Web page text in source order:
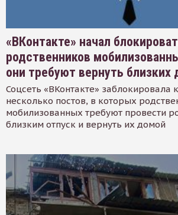
«ВКонтакте» начал
родственников
они требуют вернуть близких
Соцсеть «ВКонтакте» заблокировала
несколько постов, в которых
мобилизованных требуют провести
близким отпуск и вернуть их домой